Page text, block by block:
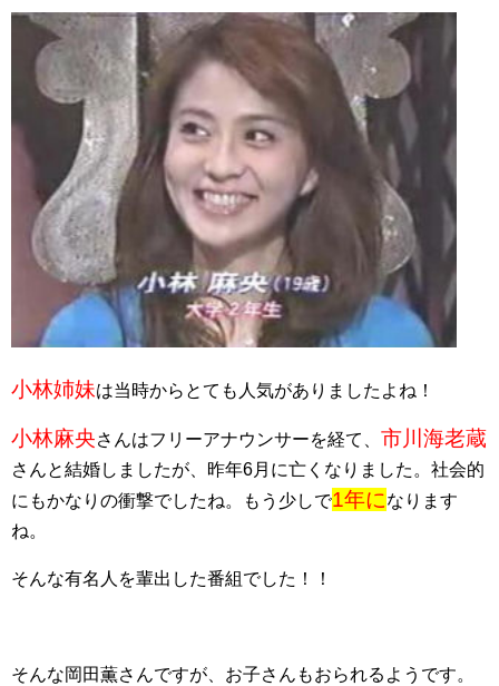
小林姉妹は当時からとても人気がありましたよね！
小林麻央さんはフリーアナウンサーを経て、 市川海老蔵
さんと結婚しましたが、昨年6月に亡くなりました。社会的
にもかなりの衝撃でしたね。もう少しで1年になります
ね。
そんな有名人を輩出した番組でした！！
そんな岡田薫さんですが、お子さんもおられるようです。